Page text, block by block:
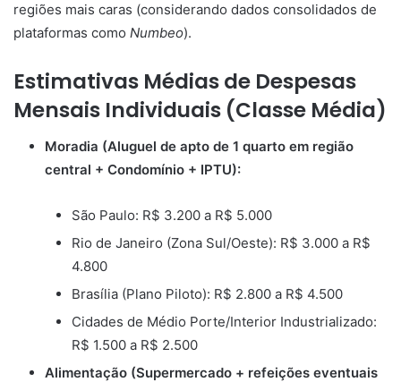
regiões mais caras (considerando dados consolidados de
plataformas como Numbeo).
Estimativas Médias de Despesas
Mensais Individuais (Classe Média)
Moradia (Aluguel de apto de 1 quarto em região
central + Condomínio + IPTU):
São Paulo: R$ 3.200 a R$ 5.000
Rio de Janeiro (Zona Sul/Oeste): R$ 3.000 a R$
4.800
Brasília (Plano Piloto): R$ 2.800 a R$ 4.500
Cidades de Médio Porte/Interior Industrializado:
R$ 1.500 a R$ 2.500
Alimentação (Supermercado + refeições eventuais